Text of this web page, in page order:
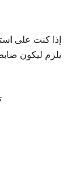
إذا كنت على
يلزم ليكون